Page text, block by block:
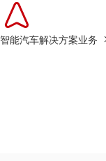
智能汽车解决方案业务